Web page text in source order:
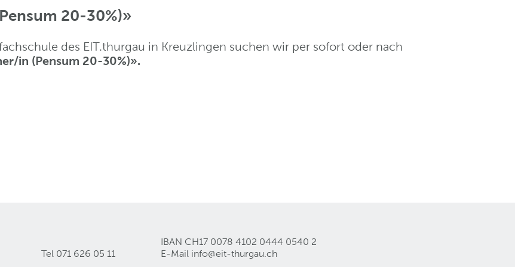
20-30%)»
des EIT.thurgau in Kreuzlingen suchen wir per sofort oder nach
in (Pensum 20-30%)».
Tel 071 626 05 11
IBAN CH17 0078 4102 0444 0540 2
E-Mail info@eit-thurgau ch